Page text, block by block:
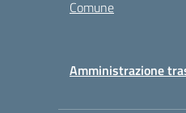
Comune
Amministrazione